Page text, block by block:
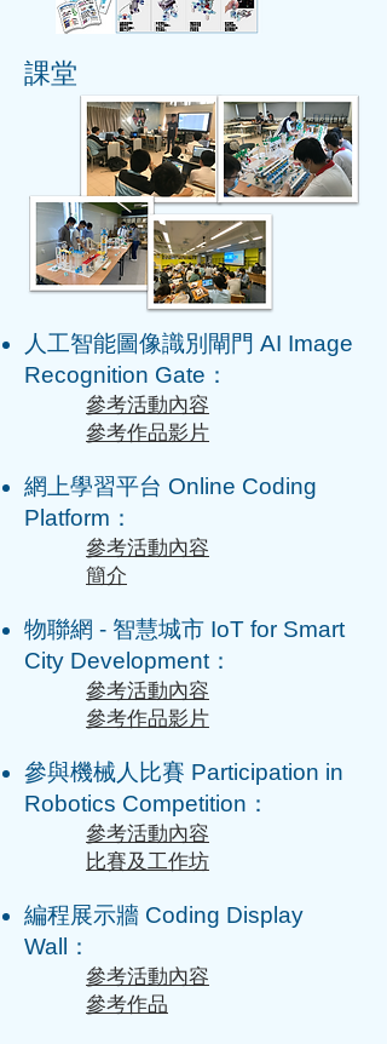
課堂
人工智能圖像識別閘門 AI Image
Recognition Gate：
參考活動內容
參考作品影片
網上學習平台 Online Coding
Platform：
參考活動內容
簡介
物聯網 - 智慧城市 IoT for Smart
City Development：
參考活動內容
參考作品影片
參與機械人比賽 Participation in
Robotics Competition：
參考活動內容
比賽及工作坊
編程展示牆 Coding Display
Wall：
參考活動內容
參考作品